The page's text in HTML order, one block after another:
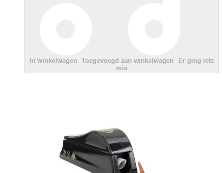
In winkelwagen Toegevoegd aan winkelwagen
Er ging iets
mis